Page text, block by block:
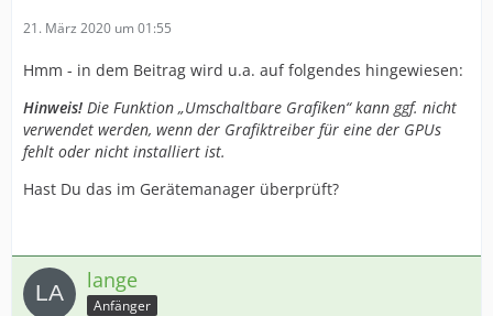
21. März 2020 um 01:55
Hmm - in dem Beitrag wird u.a. auf folgendes hingewiesen:
Hinweis! Die Funktion „Umschaltbare Grafiken“ kann ggf. nicht
verwendet werden, wenn der Grafiktreiber für eine der GPUs
fehlt oder nicht installiert ist.
Hast Du das im Gerätemanager überprüft?
lange
Anfänger